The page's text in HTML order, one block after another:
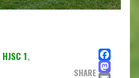
HJSC 1,
SHARE